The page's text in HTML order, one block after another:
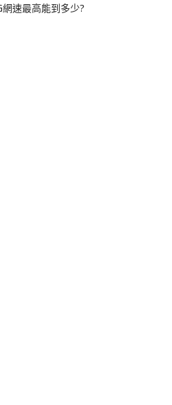
網速最高能到多少?